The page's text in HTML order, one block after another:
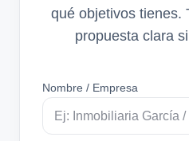
qué objetivos tienes.
propuesta clara
Nombre / Empresa